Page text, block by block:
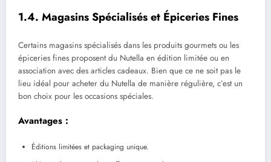
1.4. Magasins Spécialisés et Épiceries Fines
Certains magasins spécialisés dans les produits gourmets ou les
épiceries fines proposent du Nutella en édition limitée ou en
association avec des articles cadeaux. Bien que ce ne soit pas le
lieu idéal pour acheter du Nutella de manière régulière, c’est un
bon choix pour les occasions spéciales.
Avantages :
Éditions limitées et packaging unique.